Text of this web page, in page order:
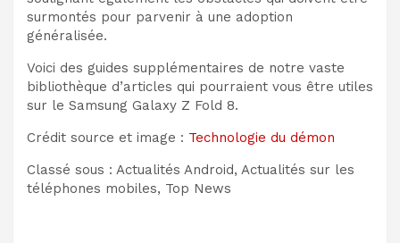
surmontés pour parvenir à une adoption
généralisée.
Voici des guides supplémentaires de notre vaste
bibliothèque d’articles qui pourraient vous être utiles
sur le Samsung Galaxy Z Fold 8.
Crédit source et image : Technologie du démon
Classé sous : Actualités Android, Actualités sur les
téléphones mobiles, Top News